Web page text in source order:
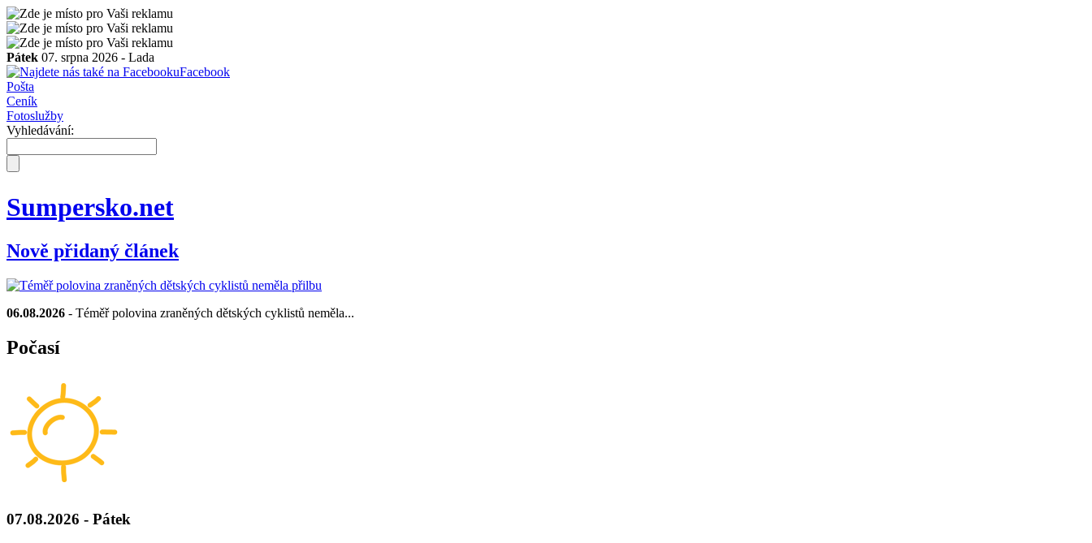
Pátek 07. srpna 2026 - Lada
Facebook
Pošta
Ceník
Fotoslužby
Vyhledávání:
Sumpersko.net
Nově přidaný článek
06.08.2026 - Téměř polovina zraněných dětských cyklistů neměla...
Počasí
07.08.2026 - Pátek